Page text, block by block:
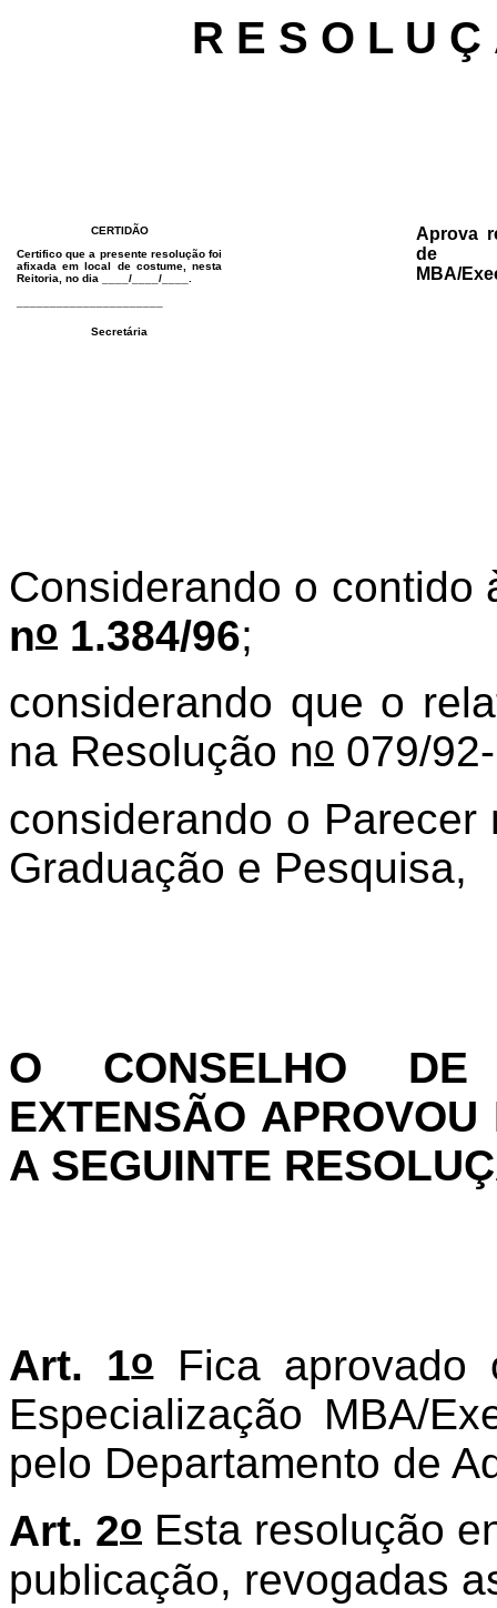
R E S O L U Ç
CERTIDÃO
Certifico que a presente resolução foi
afixada em local de costume, nesta
Reitoria, no dia ____/____/____.
Secretária
Aprova
de
MBA/
Considerando o
no 1.384/96;
considerando que o
na Resolução no 079/
considerando o Parecer
Graduação e Pesquisa,
O CONSELHO
EXTENSÃO
A SEGUINTE
Art. 1oFica aprovado
Especialização MBA/
pelo Departamento de
Art. 2o Esta resolução
publicação, revogadas